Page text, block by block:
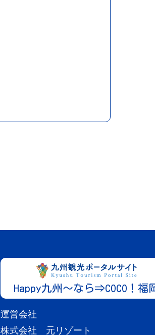
Happy九州～なら⇒COCO！福
運営会社
株式会社 元リゾート